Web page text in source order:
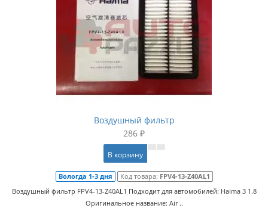
Воздушный фильтр
286 ₽
В корзину
Вологда 1-3 дня Код товара: FPV4-13-Z40AL1
Воздушный фильтр FPV4-13-Z40AL1 Подходит для автомобилей: Haima 3 1.8
Оригинальное название: Air ..